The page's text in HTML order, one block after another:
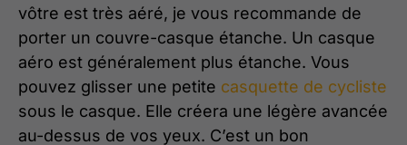
vôtre est très aéré, je vous recommande de
porter un couvre-casque étanche. Un casque
aéro est généralement plus étanche. Vous
pouvez glisser une petite casquette de cycliste
sous le casque. Elle créera une légère avancée
au-dessus de vos yeux. C’est un bon